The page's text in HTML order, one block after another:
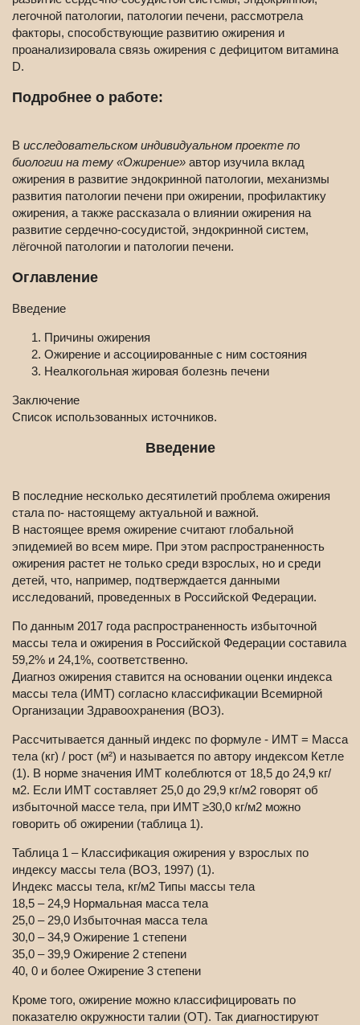
легочной патологии, патологии печени, рассмотрела
факторы, способствующие развитию ожирения и
проанализировала связь ожирения с дефицитом витамина
D.
Подробнее о работе:
В исследовательском индивидуальном проекте по
биологии на тему «Ожирение» автор изучила вклад
ожирения в развитие эндокринной патологии, механизмы
развития патологии печени при ожирении, профилактику
ожирения, а также рассказала о влиянии ожирения на
развитие сердечно-сосудистой, эндокринной систем,
лёгочной патологии и патологии печени.
Оглавление
Введение
Причины ожирения
Ожирение и ассоциированные с ним состояния
Неалкогольная жировая болезнь печени
Заключение
Список использованных источников.
Введение
В последние несколько десятилетий проблема ожирения
стала по- настоящему актуальной и важной.
В настоящее время ожирение считают глобальной
эпидемией во всем мире. При этом распространенность
ожирения растет не только среди взрослых, но и среди
детей, что, например, подтверждается данными
исследований, проведенных в Российской Федерации.
По данным 2017 года распространенность избыточной
массы тела и ожирения в Российской Федерации составила
59,2% и 24,1%, соответственно.
Диагноз ожирения ставится на основании оценки индекса
массы тела (ИМТ) согласно классификации Всемирной
Организации Здравоохранения (ВОЗ).
Рассчитывается данный индекс по формуле - ИМТ = Масса
тела (кг) / рост (м²) и называется по автору индексом Кетле
(1). В норме значения ИМТ колеблются от 18,5 до 24,9 кг/
м2. Если ИМТ составляет 25,0 до 29,9 кг/м2 говорят об
избыточной массе тела, при ИМТ ≥30,0 кг/м2 можно
говорить об ожирении (таблица 1).
Таблица 1 – Классификация ожирения у взрослых по
индексу массы тела (ВОЗ, 1997) (1).
Индекс массы тела, кг/м2 Типы массы тела
18,5 – 24,9 Нормальная масса тела
25,0 – 29,0 Избыточная масса тела
30,0 – 34,9 Ожирение 1 степени
35,0 – 39,9 Ожирение 2 степени
40, 0 и более Ожирение 3 степени
Кроме того, ожирение можно классифицировать по
показателю окружности талии (ОТ). Так диагностируют